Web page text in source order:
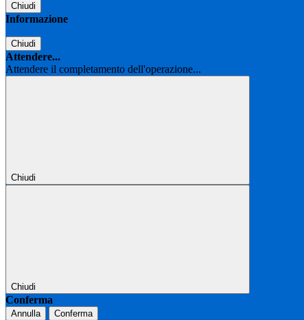
Chiudi
Informazione
Chiudi
Attendere...
Attendere il completamento dell'operazione...
Chiudi
Chiudi
Conferma
Annulla Conferma